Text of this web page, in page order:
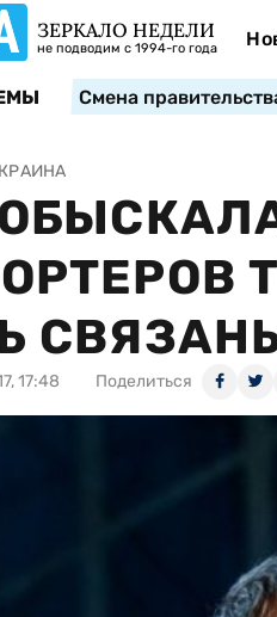
ЗЕРКАЛО НЕДЕЛИ
не подводим с 1994-го года
Смена
17:48 Поделиться